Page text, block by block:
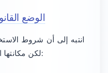
الوضع
انتبه إلى أن شروط
لكن مكانتها القانونية تختلف حسب البلد: